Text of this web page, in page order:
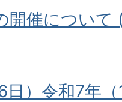
開催について
日）令和7年